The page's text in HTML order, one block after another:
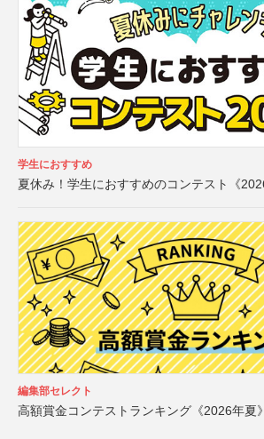
学生におすすめ
夏休み！学生におすすめのコンテスト《
編集部セレクト
高額賞金コンテストランキング《2026年夏》